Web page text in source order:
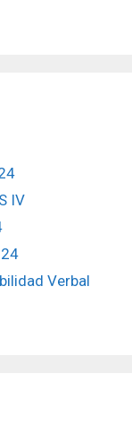
IV
Verbal